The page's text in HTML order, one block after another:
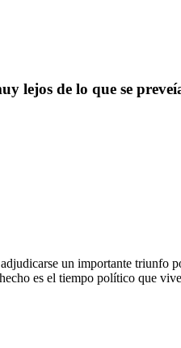
de lo que se
un importante triunfo
es el tiempo político que